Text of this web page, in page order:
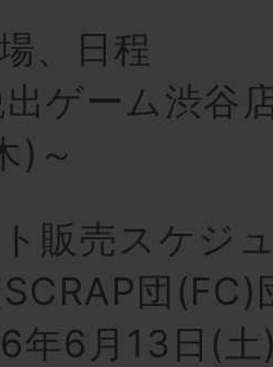
、日程
出ゲーム渋谷
)～
販売スケジ
団(FC)
年6月13日(